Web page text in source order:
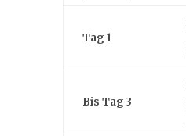
Tag 1
Bis Tag 3